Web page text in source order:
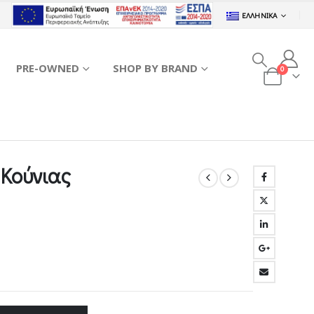
ΕΛΛΗΝΙΚΆ
PRE-OWNED SHOP BY BRAND 0